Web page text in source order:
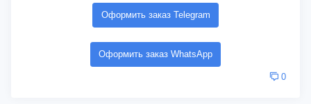
Оформить заказ Telegram
Оформить заказ WhatsApp
0